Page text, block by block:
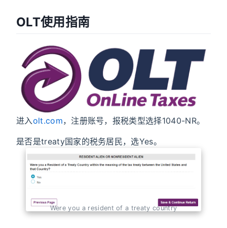
OLT使用指南
进入olt.com，注册账号，报税类型选择1040-NR。
是否是treaty国家的税务居民，选Yes。
Were you a resident of a treaty country